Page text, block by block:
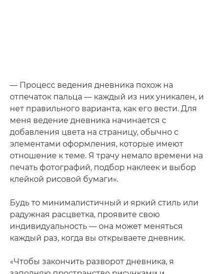
— Процесс ведения дневника похож на
отпечаток пальца — каждый из них уникален, и
нет правильного варианта, как его вести. Для
меня ведение дневника начинается с
добавления цвета на страницу, обычно с
элементами оформления, которые имеют
отношение к теме. Я трачу немало времени на
печать фотографий, подбор наклеек и выбор
клейкой рисовой бумаги».
Будь то минималистичный и яркий стиль или
радужная расцветка, проявите свою
индивидуальность — она может меняться
каждый раз, когда вы открываете дневник.
«Чтобы закончить разворот дневника, я